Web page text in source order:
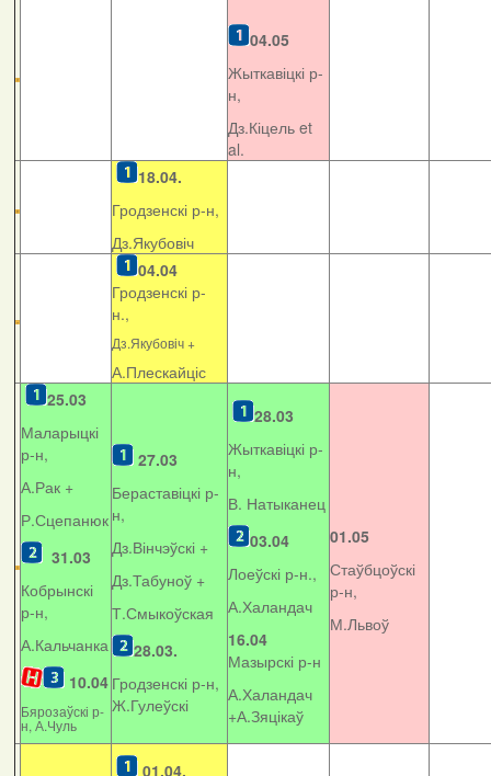
04.05
Жыткавіцкі р-
н,
Дз.Кіцель et
al.
18.04.
Гродзенскі р-н,
Дз.Якубовіч
04.04
Гродзенскі р-
н.,
Дз.Якубовіч +
А.Плескайціс
25.03
Маларыцкі
р-н,
А.Рак +
Р.Сцепанюк
31.03
Кобрынскі
р-н,
А.Кальчанка
10.04
Бярозаўскі р-
н, А.Чуль
27.03
Бераставіцкі р-
н,
Дз.Вінчэўскі +
Дз.Табуноў +
Т.Смыкоўская
28.03.
Гродзенскі р-н,
Ж.Гулеўскі
28.03
Жыткавіцкі р-
н,
В. Натыканец
03.04
Лоеўскі р-н.,
А.Халандач
16.04
Мазырскі р-н
А.Халандач
+А.Зяцікаў
01.05
Стаўбцоўскі
р-н,
М.Львоў
01.04.